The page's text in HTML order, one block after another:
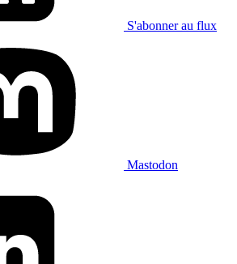
S'abonner au flux
Mastodon